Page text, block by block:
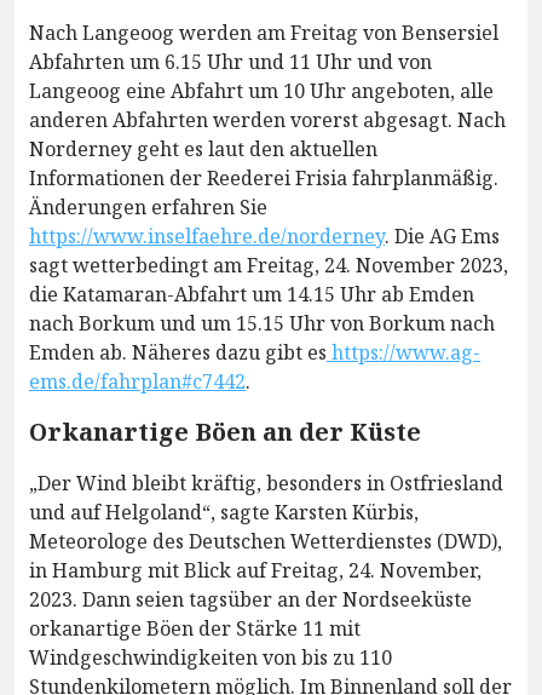
Nach Langeoog werden am Freitag von Bensersiel
Abfahrten um 6.15 Uhr und 11 Uhr und von
Langeoog eine Abfahrt um 10 Uhr angeboten, alle
anderen Abfahrten werden vorerst abgesagt. Nach
Norderney geht es laut den aktuellen
Informationen der Reederei Frisia fahrplanmäßig.
Änderungen erfahren Sie
https://www.inselfaehre.de/norderney. Die AG Ems
sagt wetterbedingt am Freitag, 24. November 2023,
die Katamaran-Abfahrt um 14.15 Uhr ab Emden
nach Borkum und um 15.15 Uhr von Borkum nach
Emden ab. Näheres dazu gibt es https://www.ag-
ems.de/fahrplan#c7442.
Orkanartige Böen an der Küste
„Der Wind bleibt kräftig, besonders in Ostfriesland
und auf Helgoland“, sagte Karsten Kürbis,
Meteorologe des Deutschen Wetterdienstes (DWD),
in Hamburg mit Blick auf Freitag, 24. November,
2023. Dann seien tagsüber an der Nordseeküste
orkanartige Böen der Stärke 11 mit
Windgeschwindigkeiten von bis zu 110
Stundenkilometern möglich. Im Binnenland soll der